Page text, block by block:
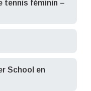
tennis féminin –
School en